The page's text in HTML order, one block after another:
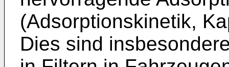
(Adsorptionskinetik,
Dies sind